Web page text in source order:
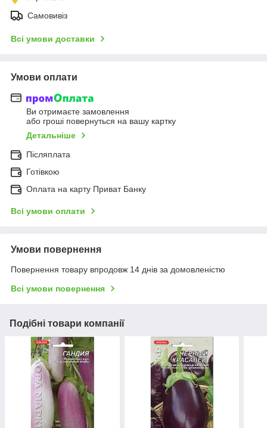
Самовивіз
Всі умови доставки
Умови оплати
Ви отримаєте замовлення
або гроші повернуться на вашу картку
Детальніше
Післяплата
Готівкою
Оплата на карту Приват Банку
Всі умови оплати
Умови повернення
Повернення товару впродовж 14 днів за домовленістю
Всі умови повернення
Подібні товари компанії